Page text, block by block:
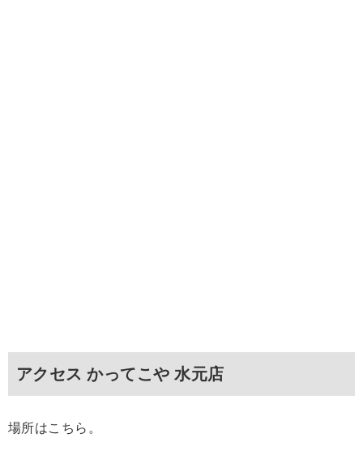
アクセス かってこや 水元店
場所はこちら。